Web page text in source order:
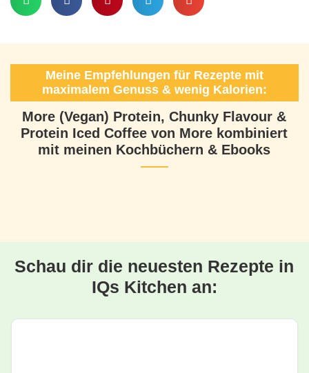
Meine Empfehlungen für Rezepte mit
maximalem Genuss & wenig Kalorien:
More (Vegan) Protein, Chunky Flavour &
Protein Iced Coffee von More kombiniert
mit meinen Kochbüchern & Ebooks
Schau dir die neuesten Rezepte in
IQs Kitchen an: